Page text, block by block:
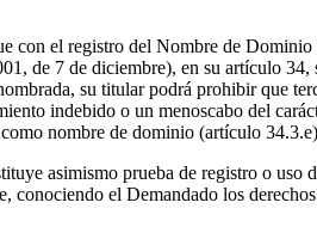
con el registro del Nombre de
de 7 de diciembre), en su artículo
su titular podrá prohibir que
indebido o un menoscabo del
nombre de dominio (artículo
asimismo prueba de registro o
conociendo el Demandado los